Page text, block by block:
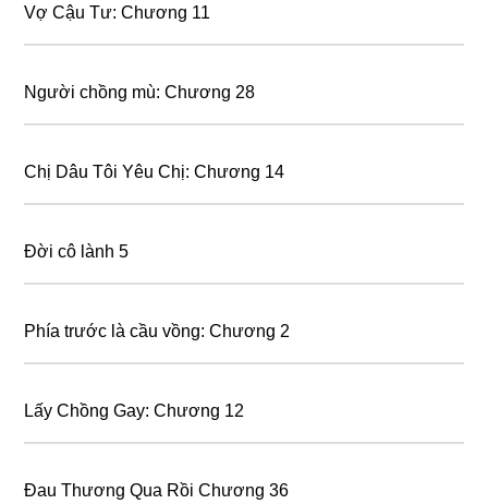
Vợ Cậu Tư: Chương 11
Người chồng mù: Chương 28
Chị Dâu Tôi Yêu Chị: Chương 14
Đời cô lành 5
Phía trước là cầu vồng: Chương 2
Lấy Chồng Gay: Chương 12
Đau Thương Qua Rồi Chương 36